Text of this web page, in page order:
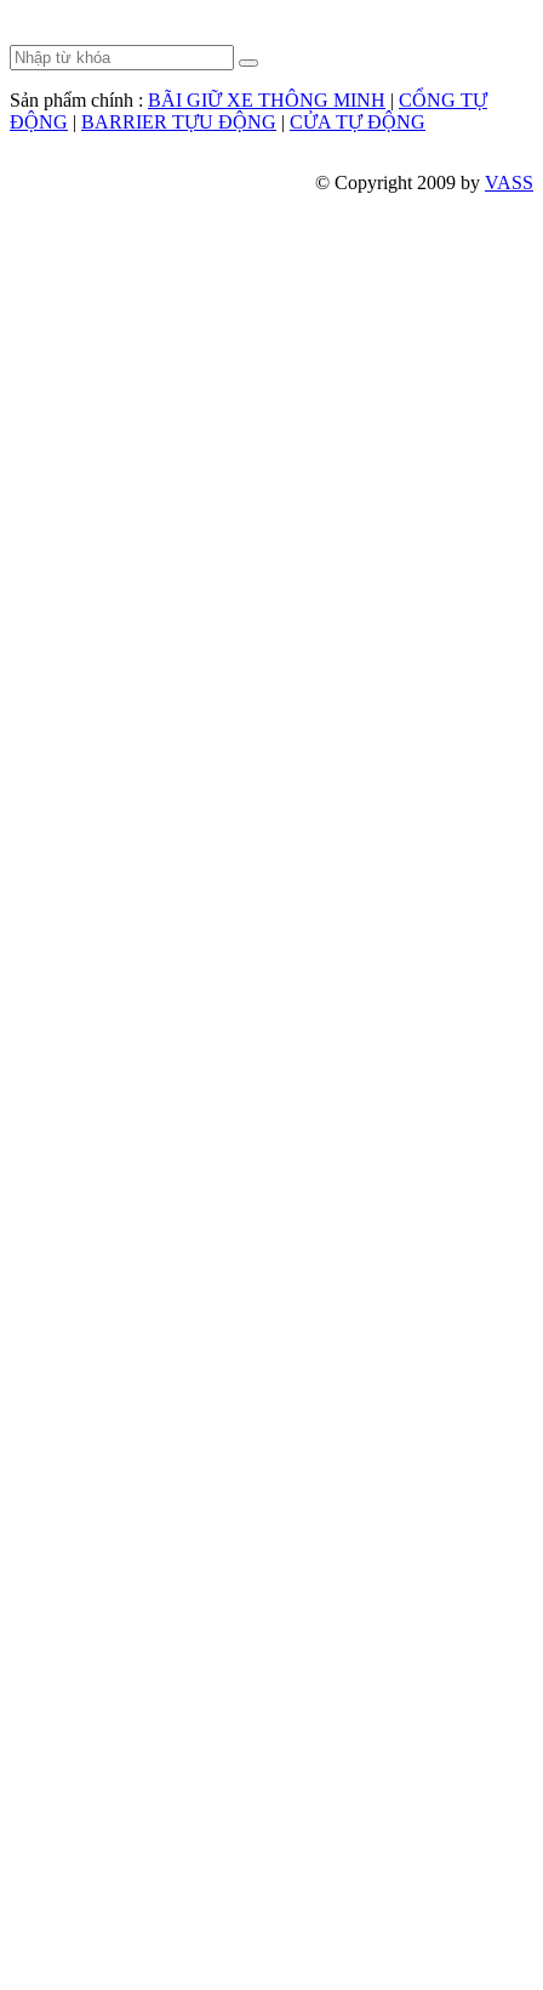
Sản phẩm chính : BÃI GIỮ XE THÔNG MINH | CỔNG TỰ
ĐỘNG | BARRIER TỰU ĐỘNG | CỬA TỰ ĐỘNG
© Copyright 2009 by VASS